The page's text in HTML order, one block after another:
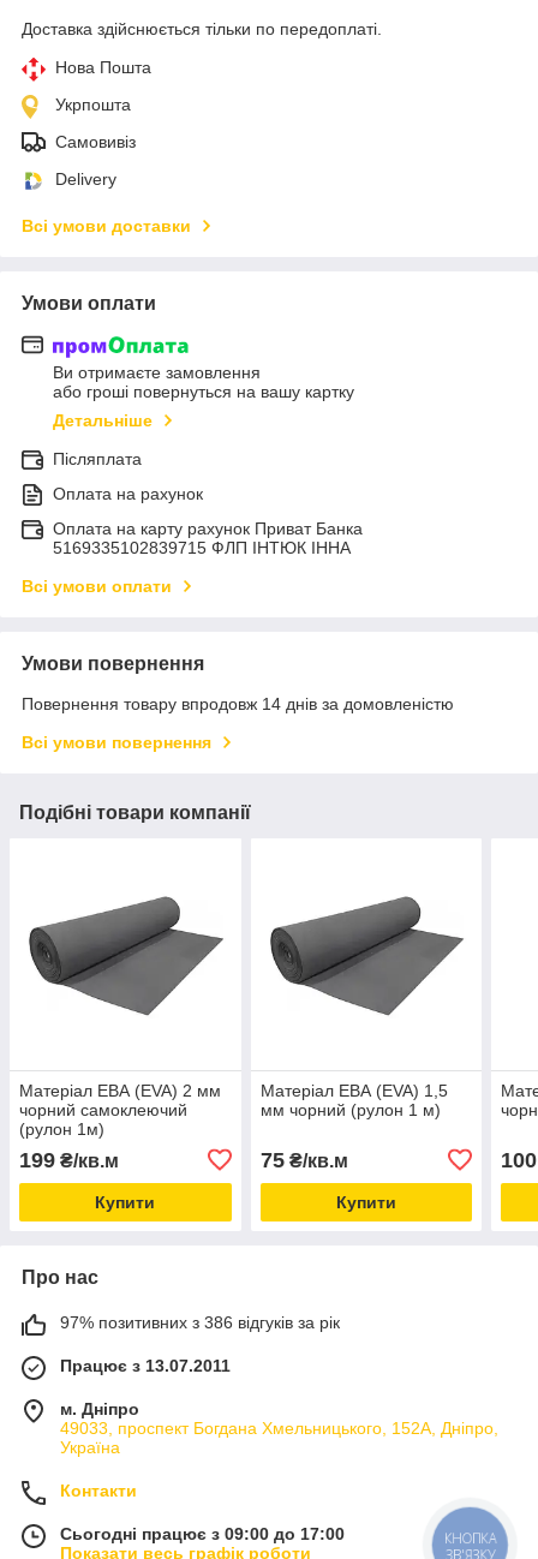
Доставка здійснюється тільки по передоплаті.
Нова Пошта
Укрпошта
Самовивіз
Delivery
Всі умови доставки
Умови оплати
Ви отримаєте замовлення
або гроші повернуться на вашу картку
Детальніше
Післяплата
Оплата на рахунок
Оплата на карту рахунок Приват Банка
5169335102839715 ФЛП ІНТЮК ІННА
Всі умови оплати
Умови повернення
Повернення товару впродовж 14 днів за домовленістю
Всі умови повернення
Подібні товари компанії
Матеріал ЕВА (EVA) 2 мм
чорний самоклеючий
(рулон 1м)
199 ₴/кв.м
Купити
Матеріал ЕВА (EVA) 1,5
мм чорний (рулон 1 м)
75₴/кв.м
Купити
100
Про нас
97% позитивних з 386 відгуків за рік
Працює з 13.07.2011
м. Дніпро
49033, проспект Богдана Хмельницького, 152А, Дніпро,
Україна
Контакти
Сьогодні працює з 09:00 до 17:00
Показати весь графік роботи
КНОПКА
ЗВ'ЯЗКУ